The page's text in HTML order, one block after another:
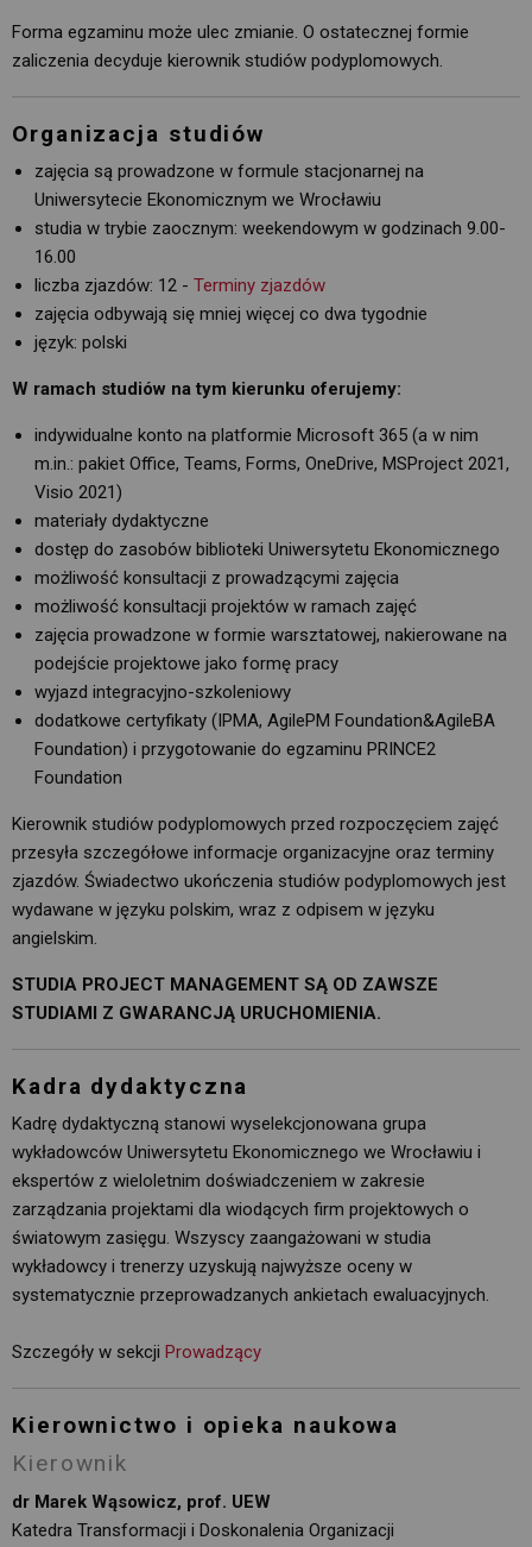
Forma egzaminu może ulec zmianie. O ostatecznej formie
zaliczenia decyduje kierownik studiów podyplomowych.
Organizacja studiów
zajęcia są prowadzone w formule stacjonarnej na
Uniwersytecie Ekonomicznym we Wrocławiu
studia w trybie zaocznym: weekendowym w godzinach 9.00-
16.00
liczba zjazdów: 12 - Terminy zjazdów
zajęcia odbywają się mniej więcej co dwa tygodnie
język: polski
W ramach studiów na tym kierunku oferujemy:
indywidualne konto na platformie Microsoft 365 (a w nim
m.in.: pakiet Office, Teams, Forms, OneDrive, MSProject 2021,
Visio 2021)
materiały dydaktyczne
dostęp do zasobów biblioteki Uniwersytetu Ekonomicznego
możliwość konsultacji z prowadzącymi zajęcia
możliwość konsultacji projektów w ramach zajęć
zajęcia prowadzone w formie warsztatowej, nakierowane na
podejście projektowe jako formę pracy
wyjazd integracyjno-szkoleniowy
dodatkowe certyfikaty (IPMA, AgilePM Foundation&AgileBA
Foundation) i przygotowanie do egzaminu PRINCE2
Foundation
Kierownik studiów podyplomowych przed rozpoczęciem zajęć
przesyła szczegółowe informacje organizacyjne oraz terminy
zjazdów. Świadectwo ukończenia studiów podyplomowych jest
wydawane w języku polskim, wraz z odpisem w języku
angielskim.
STUDIA PROJECT MANAGEMENT SĄ OD ZAWSZE
STUDIAMI Z GWARANCJĄ URUCHOMIENIA.
Kadra dydaktyczna
Kadrę dydaktyczną stanowi wyselekcjonowana grupa
wykładowców Uniwersytetu Ekonomicznego we Wrocławiu i
ekspertów z wieloletnim doświadczeniem w zakresie
zarządzania projektami dla wiodących firm projektowych o
światowym zasięgu. Wszyscy zaangażowani w studia
wykładowcy i trenerzy uzyskują najwyższe oceny w
systematycznie przeprowadzanych ankietach ewaluacyjnych.
Szczegóły w sekcji Prowadzący
Kierownictwo i opieka naukowa
Kierownik
dr Marek Wąsowicz, prof. UEW
Katedra Transformacji i Doskonalenia Organizacji